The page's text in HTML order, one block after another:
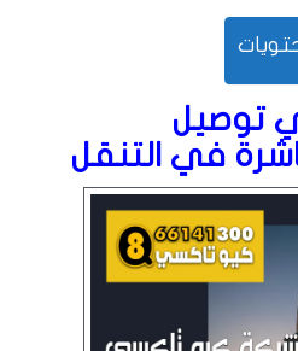
توصيل
في التنقل